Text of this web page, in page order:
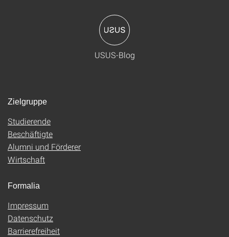
USUS-Blog
Zielgruppe
Studierende
Beschäftigte
Alumni und Förderer
Wirtschaft
Formalia
Impressum
Datenschutz
Barrierefreiheit